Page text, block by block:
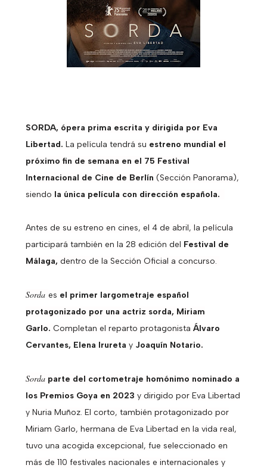
SORDA, ópera prima escrita y dirigida por Eva
Libertad. La película tendrá su estreno mundial el
próximo fin de semana en el 75 Festival
Internacional de Cine de Berlín (Sección Panorama),
siendo la única película con dirección española.
Antes de su estreno en cines, el 4 de abril, la película
participará también en la 28 edición del Festival de
Málaga, dentro de la Sección Oficial a concurso.
Sorda es el primer largometraje español
protagonizado por una actriz sorda, Miriam
Garlo. Completan el reparto protagonista Álvaro
Cervantes, Elena Irureta yJoaquín Notario.
Sordaparte del cortometraje homónimo nominado a
los Premios Goya en 2023 y dirigido por Eva Libertad
y Nuria Muñoz. El corto, también protagonizado por
Miriam Garlo, hermana de Eva Libertad en la vida real,
tuvo una acogida excepcional, fue seleccionado en
más de 110 festivales nacionales e internacionales y